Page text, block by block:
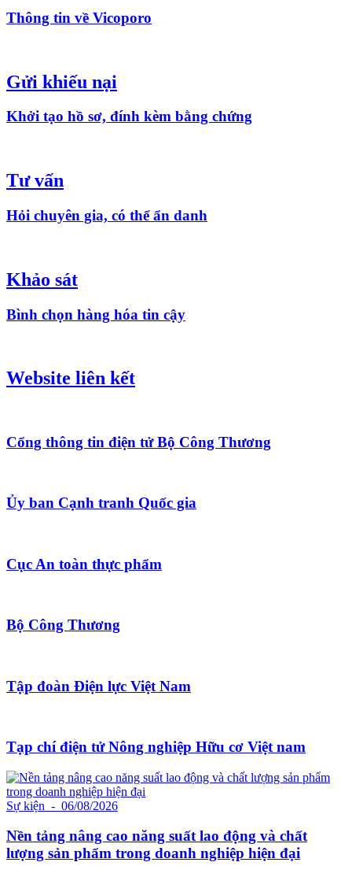
Thông tin về Vicoporo
Gửi khiếu nại
Khởi tạo hồ sơ, đính kèm bằng chứng
Tư vấn
Hỏi chuyên gia, có thể ẩn danh
Khảo sát
Bình chọn hàng hóa tin cậy
Website liên kết
Cổng thông tin điện tử Bộ Công Thương
Ủy ban Cạnh tranh Quốc gia
Cục An toàn thực phẩm
Bộ Công Thương
Tập đoàn Điện lực Việt Nam
Tạp chí điện tử Nông nghiệp Hữu cơ Việt nam
Sự kiện - 06/08/2026
Nền tảng nâng cao năng suất lao động và chất
lượng sản phẩm trong doanh nghiệp hiện đại